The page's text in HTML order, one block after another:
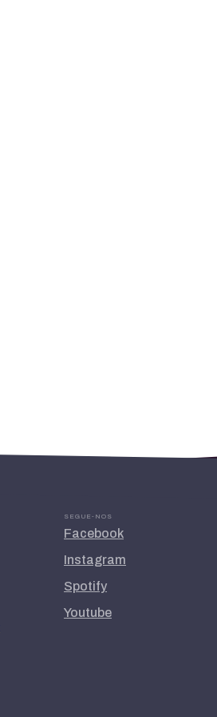
SEGUE-NOS
Facebook
Instagram
Spotify
Youtube